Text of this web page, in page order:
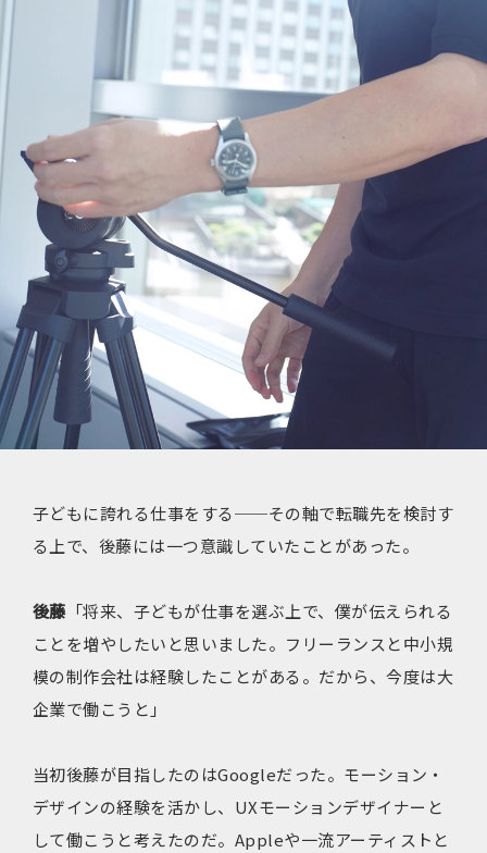
子どもに誇れる仕事をする──その軸で転職先を検討す
る上で、後藤には一つ意識していたことがあった。
後藤「将来、子どもが仕事を選ぶ上で、僕が伝えられる
ことを増やしたいと思いました。フリーランスと中小規
模の制作会社は経験したことがある。だから、今度は大
企業で働こうと」
当初後藤が目指したのはGoogleだった。モーション・
デザインの経験を活かし、UXモーションデザイナーと
して働こうと考えたのだ。Appleや一流アーティストと